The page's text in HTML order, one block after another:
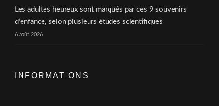
Les adultes heureux sont marqués par ces 9 souvenirs
d’enfance, selon plusieurs études scientifiques
6 août 2026
INFORMATIONS